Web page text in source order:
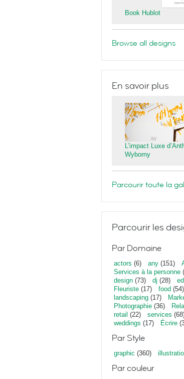
Book Hublot
Browse all designs
En savoir plus
L’impact Luxe
Wyborny
Parcourir toute la
Parcourir les
Par Domaine
actors (6) any (151)
Services à la personne
design (73) dj (28)
Fleuriste (17) food (54)
landscaping (17)
Photographie (36)
retail (22) services
weddings (17) Écrire
Par Style
graphic (360)
Par couleur